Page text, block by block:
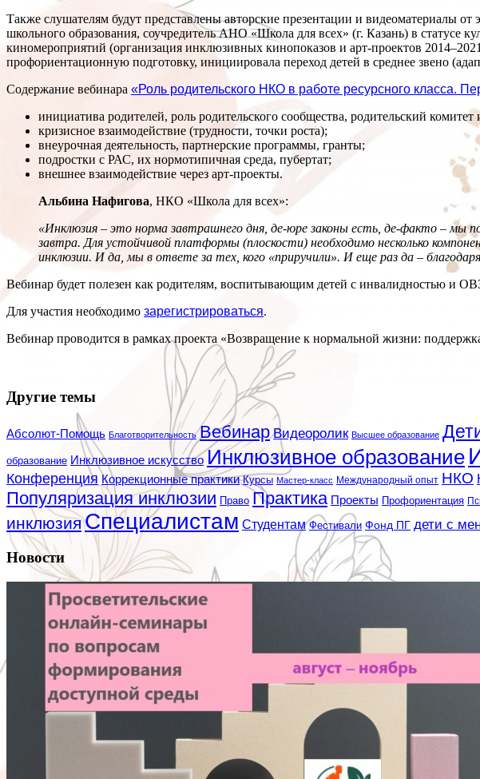
Также слушателям будут представлены авторские презентации и видеоматериалы
школьного образования, соучредитель АНО «Школа для всех» (г. Казань) в статусе
киномероприятий (организация инклюзивных кинопоказов и арт-проектов
профориентационную подготовку, инициировала переход детей в среднее звено
Содержание вебинара «Роль родительского НКО в работе ресурсного класса.
инициатива родителей, роль родительского сообщества, родительский
кризисное взаимодействие (трудности, точки роста);
внеурочная деятельность, партнерские программы, гранты;
подростки с РАС, их нормотипичная среда, пубертат;
внешнее взаимодействие через арт-проекты.
Альбина Нафигова, НКО «Школа для всех»:
«Инклюзия – это норма завтрашнего дня, де-юре законы есть, де-факто – мы
завтра. Для устойчивой платформы (плоскости) необходимо несколько
инклюзии. И да, мы в ответе за тех, кого «приручили». И еще раз да –
Вебинар будет полезен как родителям, воспитывающим детей с инвалидностью и
Для участия необходимо зарегистрироваться.
Вебинар проводится в рамках проекта «Возвращение к нормальной жизни:
Другие темы
Абсолют-Помощь Благотворительность Вебинар Видеоролик Высшее образование
образование Инклюзивное искусство Инклюзивное образование
Конференция Коррекционные практики Курсы Мастер-класс Международный опыт НКО
Популяризация инклюзии Право Практика Проекты Профориентация
инклюзияСпециалистам Студентам Фестивали Фонд ПГ дети с
Новости